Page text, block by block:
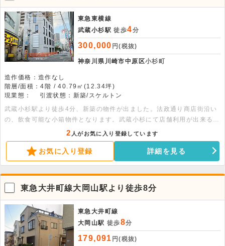
東急東横線
武蔵小杉駅 徒歩4分
300,000 円(税抜)
神奈川県川崎市中原区小杉町
造作価格：造作なし
階層/面積：4階 / 40.79㎡(12.34坪)
現業態：
引渡状態：新築/スケルトン
武蔵小杉駅より徒歩4分、新築の物件が出ました。法政通り商店街沿い
の、飲食可能な小箱物件となります。武蔵小杉にて店舗利用が出来る物
件はなかなか出ない為、お早めにお問い合わせ下さい。
2 人がお気に入り登録しています
お気に入り登録 詳細を見る
東急大井町線大岡山駅より徒歩8分
東急大井町線
大岡山駅 徒歩8分
179,091 円(税抜)